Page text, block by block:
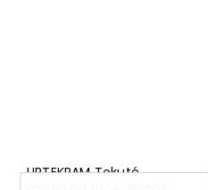
URTEKRAM Tekuté